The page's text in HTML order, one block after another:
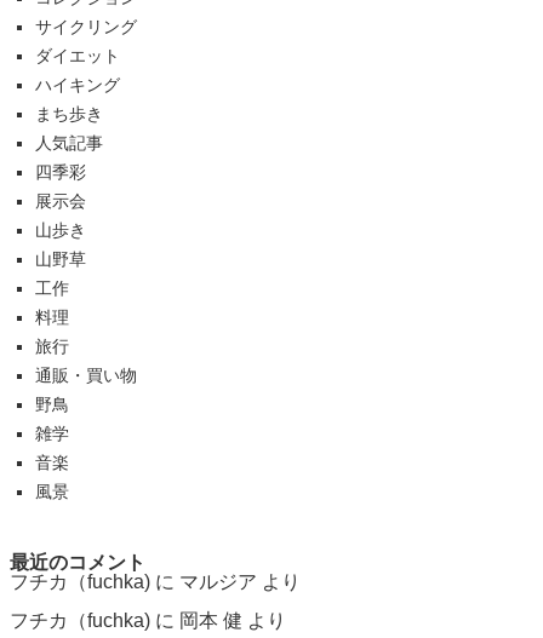
サイクリング
ダイエット
ハイキング
まち歩き
人気記事
四季彩
展示会
山歩き
山野草
工作
料理
旅行
通販・買い物
野鳥
雑学
音楽
風景
最近のコメント
フチカ（fuchka) に マルジア より
フチカ（fuchka) に 岡本 健 より